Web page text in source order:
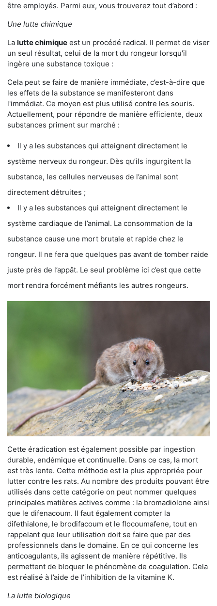
être employés. Parmi eux, vous trouverez tout d’abord :
Une lutte chimique
La lutte chimique est un procédé radical. Il permet de viser
un seul résultat, celui de la mort du rongeur lorsqu'il
ingère une substance toxique :
Cela peut se faire de manière immédiate, c’est-à-dire que
les effets de la substance se manifesteront dans
l'immédiat. Ce moyen est plus utilisé contre les souris.
Actuellement, pour répondre de manière efficiente, deux
substances priment sur marché :
Il y a les substances qui atteignent directement le
système nerveux du rongeur. Dès qu’ils ingurgitent la
substance, les cellules nerveuses de l’animal sont
directement détruites ;
Il y a les substances qui atteignent directement le
système cardiaque de l’animal. La consommation de la
substance cause une mort brutale et rapide chez le
rongeur. Il ne fera que quelques pas avant de tomber raide
juste près de l’appât. Le seul problème ici c’est que cette
mort rendra forcément méfiants les autres rongeurs.
Cette éradication est également possible par ingestion
durable, endémique et continuelle. Dans ce cas, la mort
est très lente. Cette méthode est la plus appropriée pour
lutter contre les rats. Au nombre des produits pouvant être
utilisés dans cette catégorie on peut nommer quelques
principales matières actives comme : la bromadiolone ainsi
que le difenacoum. Il faut également compter la
difethialone, le brodifacoum et le flocoumafene, tout en
rappelant que leur utilisation doit se faire que par des
professionnels dans le domaine. En ce qui concerne les
anticoagulants, ils agissent de manière répétitive. Ils
permettent de bloquer le phénomène de coagulation. Cela
est réalisé à l’aide de l’inhibition de la vitamine K.
La lutte biologique